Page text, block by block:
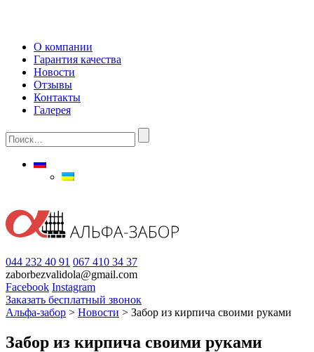
О компании
Гарантия качества
Новости
Отзывы
Контакты
Галерея
044 232 40 91 067 410 34 37
zaborbezvalidola@gmail.com
Facebook Instagram
Заказать бесплатный звонок
Альфа-забор > Новости > Забор из кирпича своими руками
Забор из кирпича своими руками